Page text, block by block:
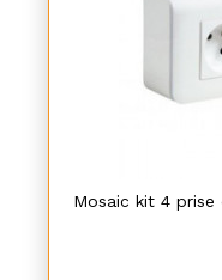
Mosaic kit 4